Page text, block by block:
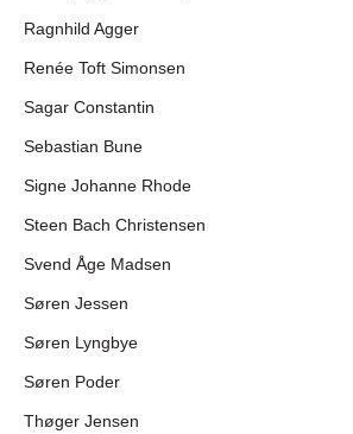
Ragnhild Agger
Renée Toft Simonsen
Sagar Constantin
Sebastian Bune
Signe Johanne Rhode
Steen Bach Christensen
Svend Åge Madsen
Søren Jessen
Søren Lyngbye
Søren Poder
Thøger Jensen